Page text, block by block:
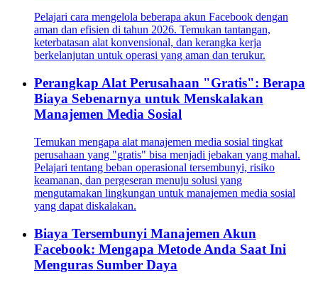
Pelajari cara mengelola beberapa akun Facebook dengan
aman dan efisien di tahun 2026. Temukan tantangan,
keterbatasan alat konvensional, dan kerangka kerja
berkelanjutan untuk operasi yang aman dan terukur.
Perangkap Alat Perusahaan "Gratis": Berapa
Biaya Sebenarnya untuk Menskalakan
Manajemen Media Sosial
Temukan mengapa alat manajemen media sosial tingkat
perusahaan yang "gratis" bisa menjadi jebakan yang mahal.
Pelajari tentang beban operasional tersembunyi, risiko
keamanan, dan pergeseran menuju solusi yang
mengutamakan lingkungan untuk manajemen media sosial
yang dapat diskalakan.
Biaya Tersembunyi Manajemen Akun
Facebook: Mengapa Metode Anda Saat Ini
Menguras Sumber Daya